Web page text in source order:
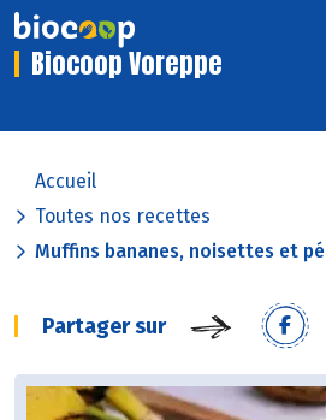
Biocoop Voreppe
Accueil
Toutes nos recettes
Muffins bananes, noisettes et
Partager sur